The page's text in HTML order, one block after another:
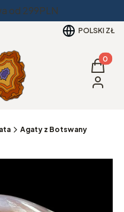
od 299PLN
POLSKI ZŁ
Koszyk
Agaty z Botswany